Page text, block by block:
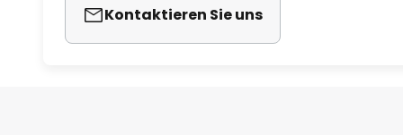
Kontaktieren Sie uns